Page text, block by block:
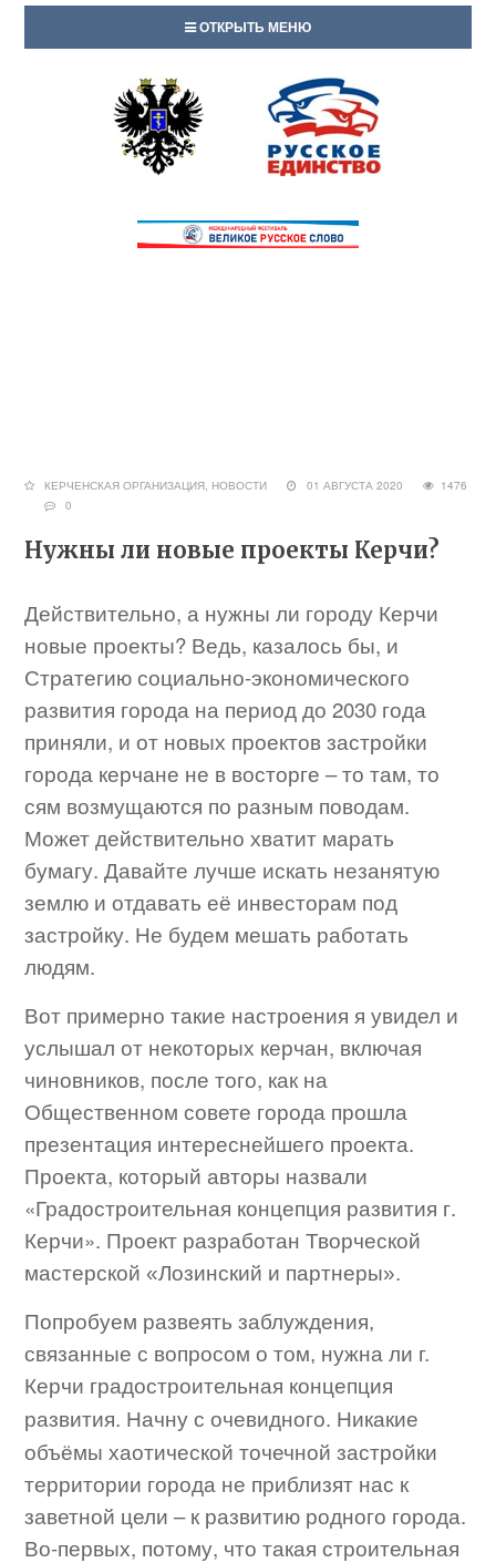
ОТКРЫТЬ МЕНЮ
КЕРЧЕНСКАЯ ОРГАНИЗАЦИЯ, НОВОСТИ 01 АВГУСТА 2020
1476
0
Нужны ли новые проекты Керчи?
Действительно, а нужны ли городу Керчи
новые проекты? Ведь, казалось бы, и
Стратегию социально-экономического
развития города на период до 2030 года
приняли, и от новых проектов застройки
города керчане не в восторге – то там, то
сям возмущаются по разным поводам.
Может действительно хватит марать
бумагу. Давайте лучше искать незанятую
землю и отдавать её инвесторам под
застройку. Не будем мешать работать
людям.
Вот примерно такие настроения я увидел и
услышал от некоторых керчан, включая
чиновников, после того, как на
Общественном совете города прошла
презентация интереснейшего проекта.
Проекта, который авторы назвали
«Градостроительная концепция развития г.
Керчи». Проект разработан Творческой
мастерской «Лозинский и партнеры».
Попробуем развеять заблуждения,
связанные с вопросом о том, нужна ли г.
Керчи градостроительная концепция
развития. Начну с очевидного. Никакие
объёмы хаотической точечной застройки
территории города не приблизят нас к
заветной цели – к развитию родного города.
Во-первых, потому, что такая строительная